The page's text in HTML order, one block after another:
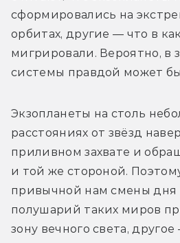
сформировались на
орбитах, другие — что в
мигрировали. Вероятно, в
системы правдой может
Экзопланеты на столь
расстояниях от звёзд
приливном захвате и
и той же стороной.
привычной нам смены дня
полушарий таких миров
зону вечного света,